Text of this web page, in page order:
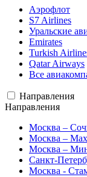
Аэрофлот
S7 Airlines
Уральские
Emirates
Turkish
Qatar Airways
Все
Направления
Направления
Москва –
Москва –
Москва –
Санкт-
Москва -